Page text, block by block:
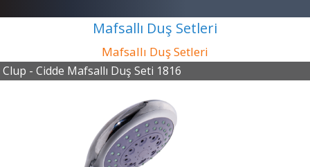
Mafsallı Duş Setleri
Mafsallı Duş Setleri
Clup - Cidde Mafsallı Duş Seti 1816